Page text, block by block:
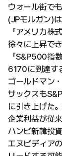
ウォール街で
(JPモルガン)
「アメリカ株
徐々に上昇で
「S&P500指
6170に到達す
ゴールドマン・
サックスも
に引き上げた
企業利益が従
ハンビ新韓投
エヌビディア